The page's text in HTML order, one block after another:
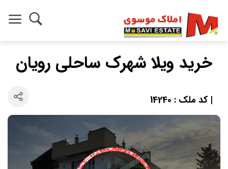
خرید ویلا شهرک ساحلی رویان
| کد ملک : 14240